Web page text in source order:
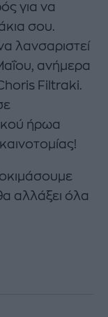
για να
σου.
λανσαριστεί
ανήμερα
Filtraki.
ήρωα
αλλάξει όλα